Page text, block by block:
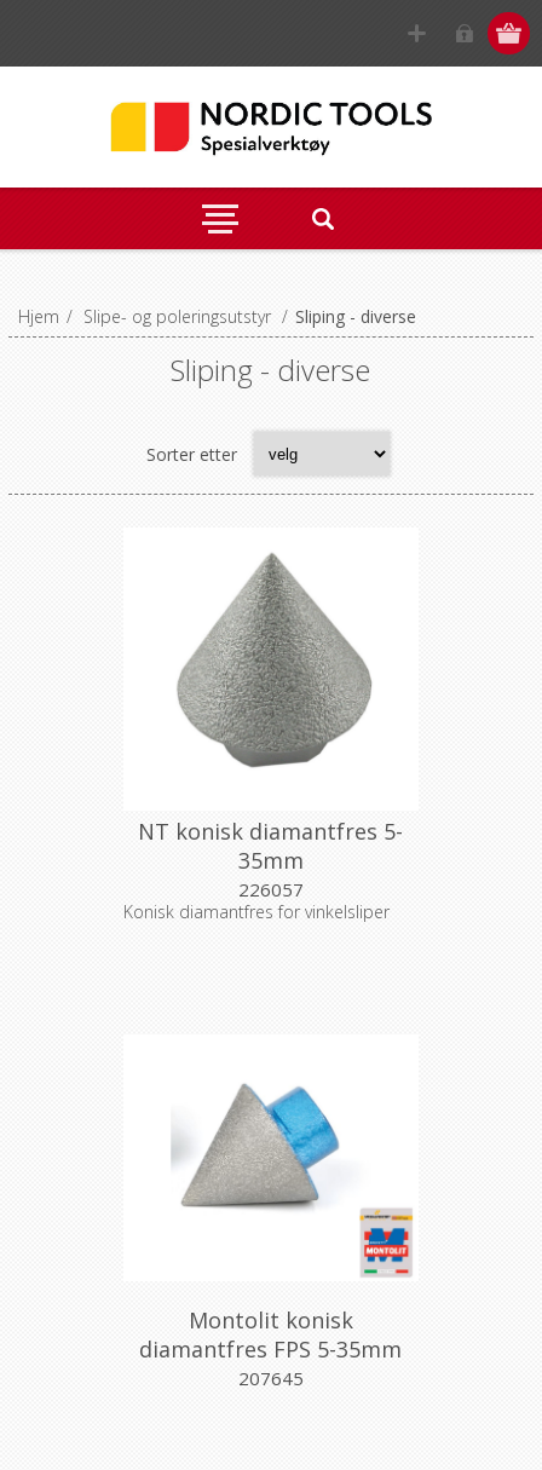
Hjem / Slipe- og poleringsutstyr / Sliping - diverse
Sliping - diverse
Sorter etter
NT konisk diamantfres 5-
35mm
226057
Konisk diamantfres for vinkelsliper
Montolit konisk
diamantfres FPS 5-35mm
207645